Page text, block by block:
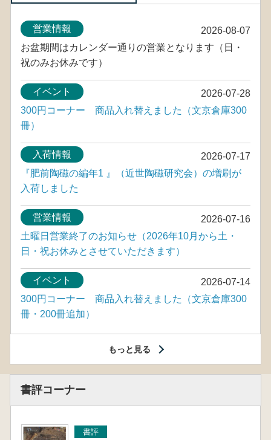
2026-08-07
営業情報
お盆期間はカレンダー通りの営業となります（日・
祝のみお休みです）
2026-07-28
イベント
300円コーナー 商品入れ替えました（文京倉庫300
冊）
2026-07-17
入荷情報
『肥前陶磁の編年1 』（近世陶磁研究会）の増刷が
入荷しました
2026-07-16
営業情報
土曜日営業終了のお知らせ（2026年10月から土・
日・祝お休みとさせていただきます）
2026-07-14
イベント
300円コーナー 商品入れ替えました（文京倉庫300
冊・200冊追加）
もっと見る
書評コーナー
書評